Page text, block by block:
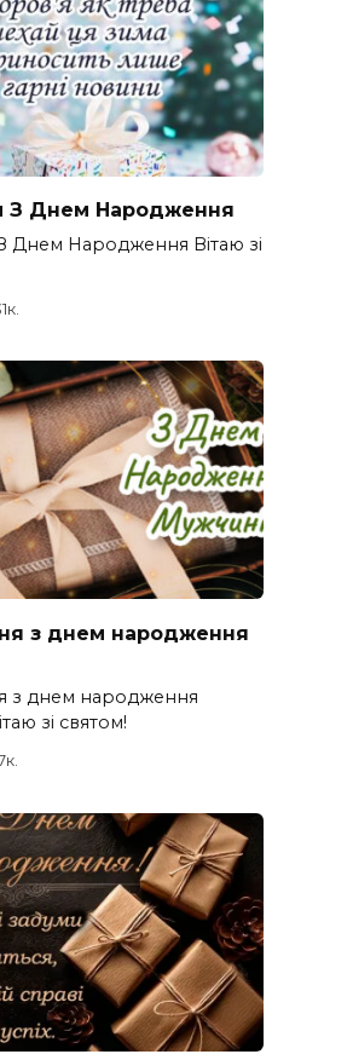
З Днем Народження
Днем Народження Вітаю зі
з днем народження
з днем народження
зі святом!